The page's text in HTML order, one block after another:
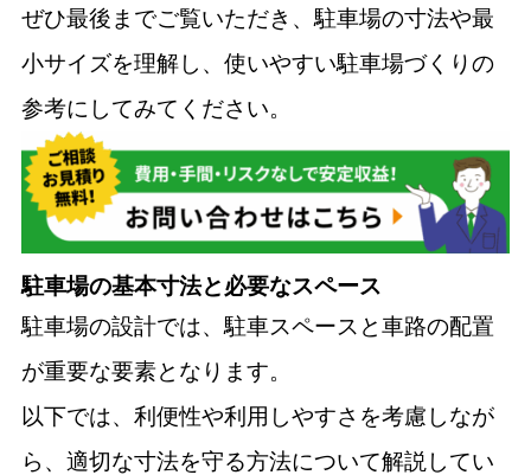
ぜひ最後までご覧いただき、駐車場の寸法や最
小サイズを理解し、使いやすい駐車場づくりの
参考にしてみてください。
駐車場の基本寸法と必要なスペース
駐車場の設計では、駐車スペースと車路の配置
が重要な要素となります。
以下では、利便性や利用しやすさを考慮しなが
ら、適切な寸法を守る方法について解説してい